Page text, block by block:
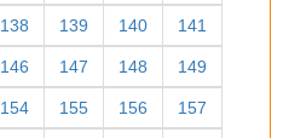
138 139 140 141
146 147 148 149
154 155 156 157